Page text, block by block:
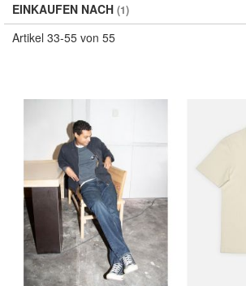
Artikel 33-55 von 55
EINKAUFEN NACH